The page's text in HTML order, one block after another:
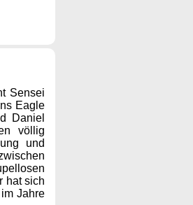
Sensei
Eagle
Daniel
völlig
und
hat sich
Jahre